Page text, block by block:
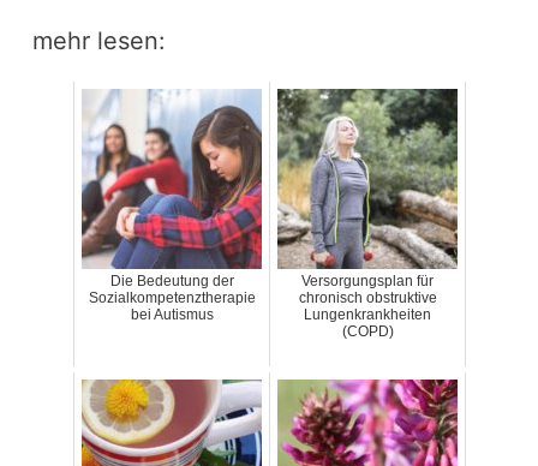
mehr lesen:
Die Bedeutung der
Sozialkompetenztherapie
bei Autismus
Versorgungsplan für
chronisch obstruktive
Lungenkrankheiten
(COPD)